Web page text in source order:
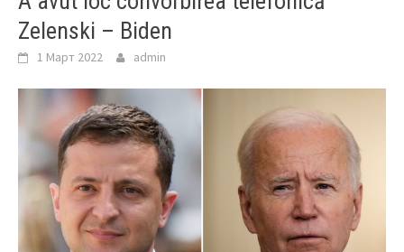
Zelenski – Biden
1 Март 2022 admin